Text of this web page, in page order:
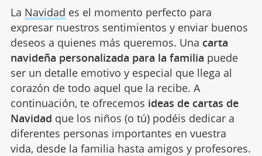
La Navidad es el momento perfecto para
expresar nuestros sentimientos y enviar buenos
deseos a quienes más queremos. Una carta
navideña personalizada para la familia puede
ser un detalle emotivo y especial que llega al
corazón de todo aquel que la recibe. A
continuación, te ofrecemos ideas de cartas de
Navidad que los niños (o tú) podéis dedicar a
diferentes personas importantes en vuestra
vida, desde la familia hasta amigos y profesores.